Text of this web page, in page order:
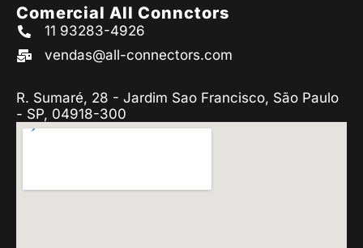
Comercial All Connctors
11 93283-4926
vendas@all-connectors.com
R. Sumaré, 28 - Jardim Sao Francisco, São Paulo
- SP, 04918-300